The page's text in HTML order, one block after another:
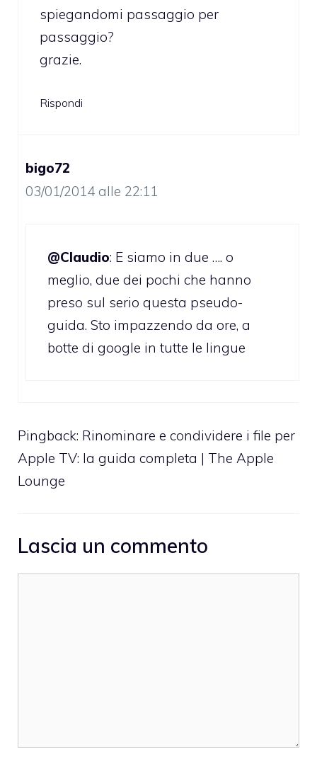
spiegandomi passaggio per
passaggio?
grazie.
Rispondi
bigo72
03/01/2014 alle 22:11
@Claudio: E siamo in due …. o
meglio, due dei pochi che hanno
preso sul serio questa pseudo-
guida. Sto impazzendo da ore, a
botte di google in tutte le lingue
Pingback: Rinominare e condividere i file per
Apple TV: la guida completa | The Apple
Lounge
Lascia un commento